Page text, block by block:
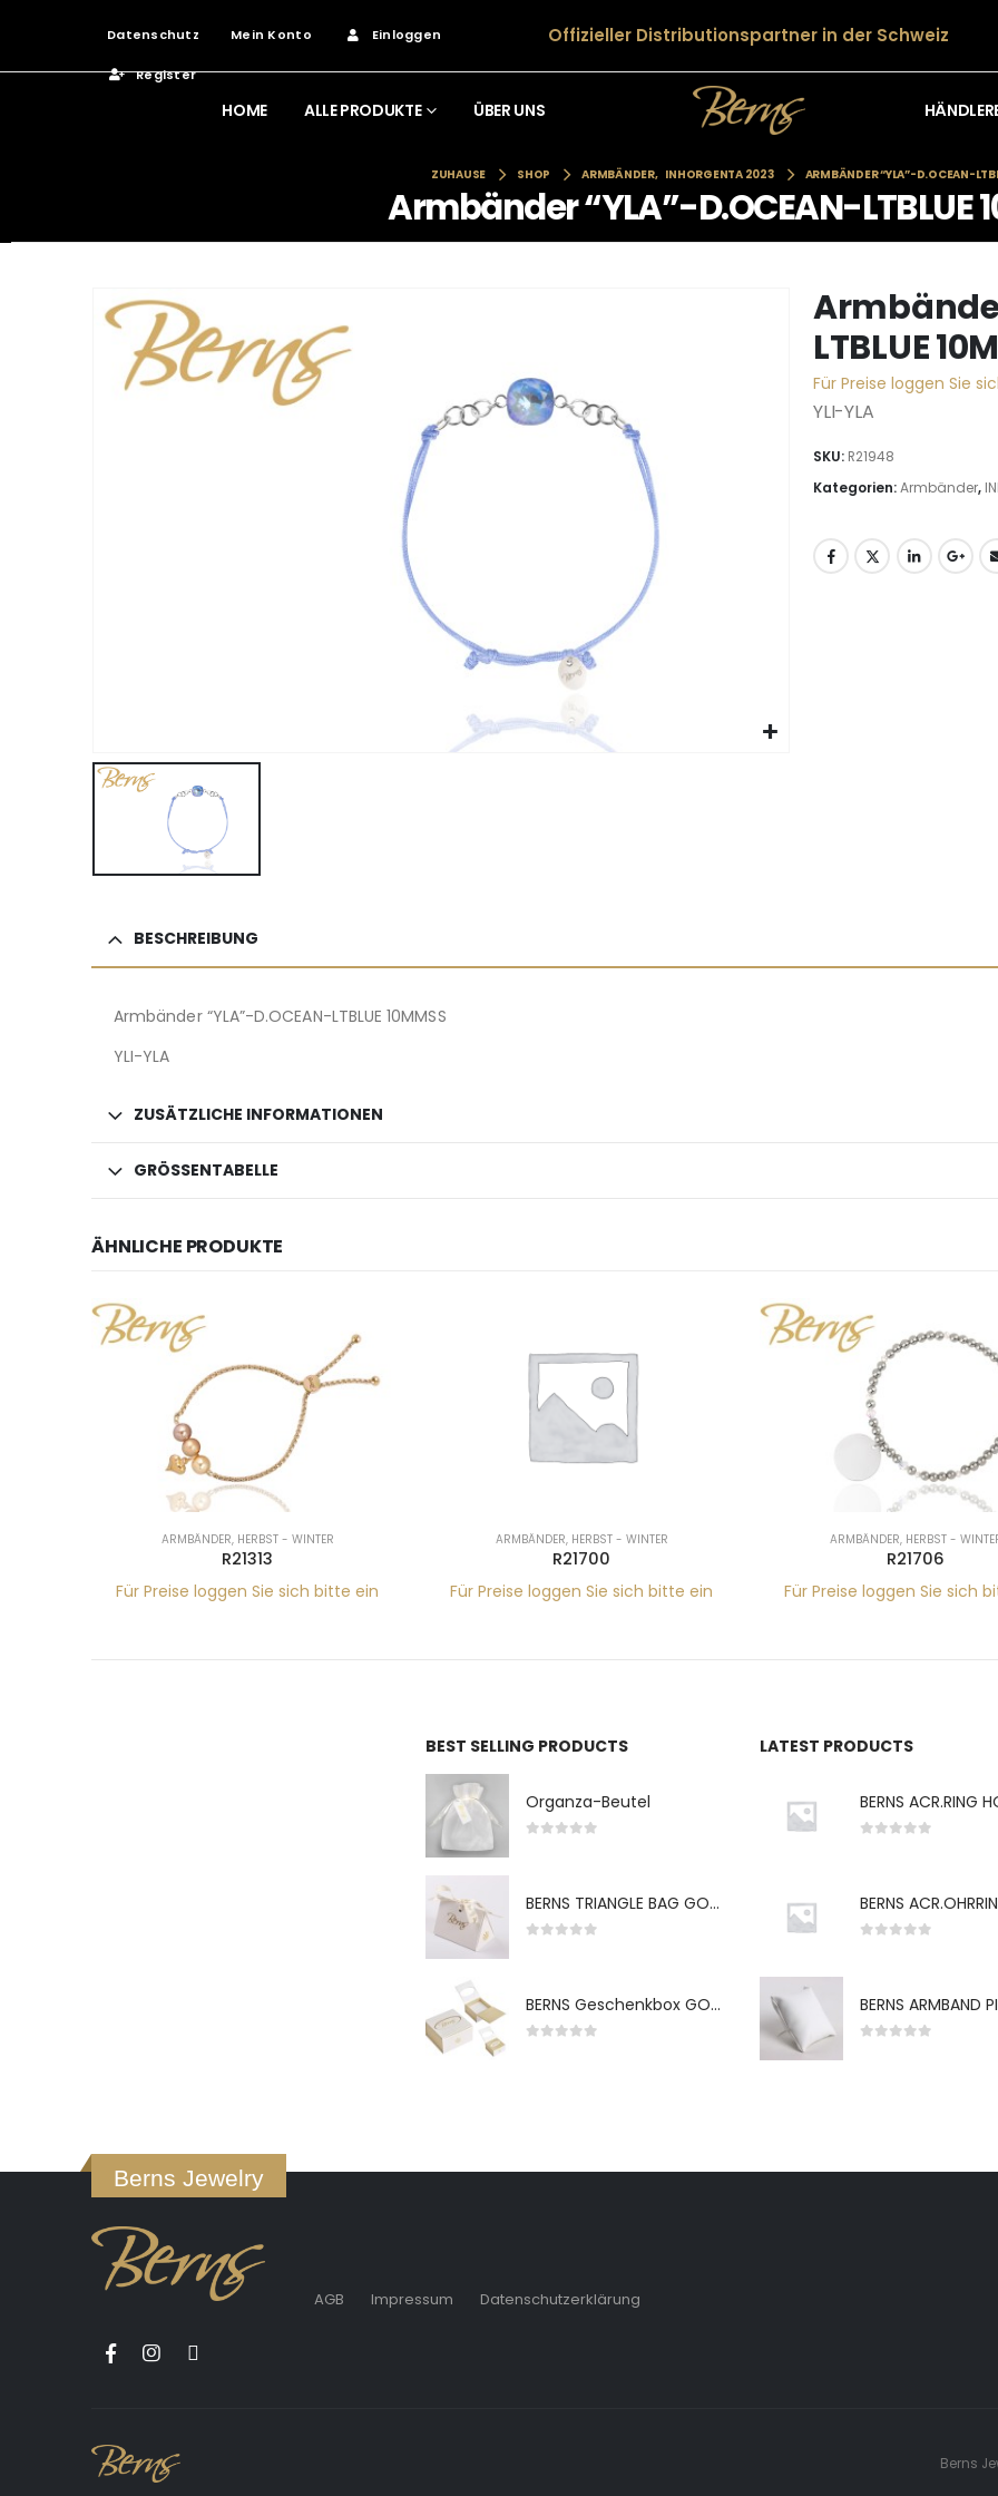
Datenschutz Mein Konto Einloggen
Register
Offizieller Distributionspartner in der Schweiz
HOME ALLE PRODUKTE ÜBER UNS
ZUHAUSE SHOP ARMBÄNDER, INHORGENTA 2023 ARMBÄNDER “YLA”-D.OCEAN-
Armbänder “YLA”-D.OCEAN-LTBLUE
LTBLUE
Für Preise loggen Sie
YLI-YLA
SKU: R21948
Kategorien:Armbänder,
BESCHREIBUNG
Armbänder “YLA”-D.OCEAN-LTBLUE 10MMSS
YLI-YLA
ZUSÄTZLICHE INFORMATIONEN
GRÖSSENTABELLE
ÄHNLICHE PRODUKTE
ARMBÄNDER, HERBST - WINTER
R21313
Für Preise loggen Sie sich bitte ein
ARMBÄNDER, HERBST - WINTER
R21700
Für Preise loggen Sie sich bitte ein
ARMBÄNDER, HERBST -
R21706
Für Preise loggen Sie sich
BEST SELLING PRODUCTS
Organza-Beutel
BERNS TRIANGLE BAG GO-WH "S" 7*5CM
BERNS Geschenkbox GO-WH 65*65*38MM FOR SMALL SETS
LATEST PRODUCTS
Berns Jewelry
AGB Impressum Datenschutzerklärung
Berns